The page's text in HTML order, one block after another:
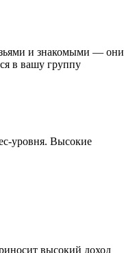
и знакомыми — они
в вашу группу
уровня. Высокие
высокий доход